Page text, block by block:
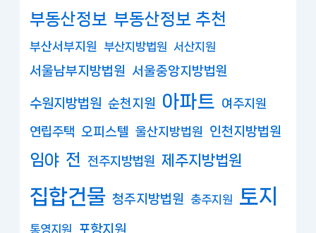
부동산정보 부동산정보 추천
부산서부지원 부산지방법원 서산지원
서울남부지방법원 서울중앙지방법원
수원지방법원 순천지원 아파트 여주지원
연립주택 오피스텔 울산지방법원 인천지방법원
임야 전 전주지방법원 제주지방법원
집합건물 청주지방법원 충주지원 토지
통영지원 포항지원